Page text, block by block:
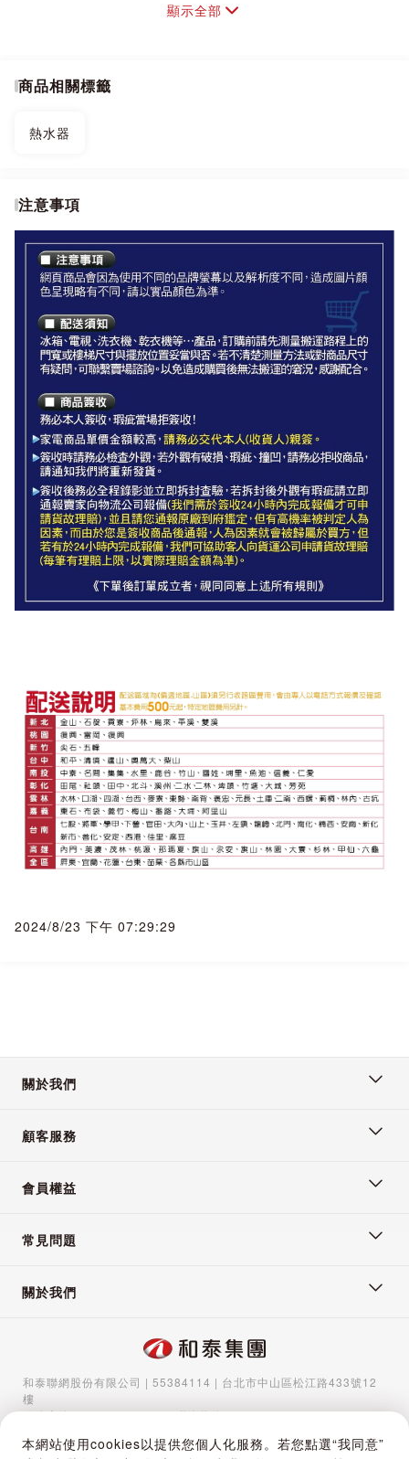
本網站使用cookies以提供您個人化服務。若您點選“我同意”
本店有7天猶豫期，7日過後商品若有問題即進入原廠保固狀
退換貨須知：
商品到貨隔日享7天鑑賞(猶豫)期之權益【鑑賞(猶豫)期非試用
權限。
●網頁商品會因為使用不同的品牌螢幕以及解析度不同，
造成圖片顏色呈現略有不同，請以實品顏色為準。
◆配送須知◆
冰箱、電視、洗衣機、乾衣機等…產品，訂購前請先測量搬運
路程上的門寬或樓梯尺寸與擺放位置妥當與否。
大型家電如無電梯，2樓(含)以上，現場或先匯款收取樓層搬運
費100~200元/樓。
如遇特殊安裝環境，如需抬高搬運、搬運距離過遠等等，都會
現場報價說明。
若不清楚測量方法或對商品尺寸有疑問，可聯繫賣場諮詢。
以免造成購買後無法搬運的窘況，若非商品本身瑕疵問題，因
客戶端拒收、無法正常安裝等因素造成退貨，將由廠商與您聯
繫收取空趟費500-1200元，感謝配合。
一、家電商品單價金額較高，請務必交代本人(收貨人)親簽。
二、簽收時請務必檢查外觀，若外觀有破損、瑕疵、撞凹，請
務必拒收商品，請通知我們將重新發貨。
三、簽收後務必全程錄影並立即拆封查驗，若拆封後外觀有瑕
疵，請立即通報賣家向物流公司報備(我們需於簽收24小時內完
成報備才可申請貨故理賠)，並且請您通報原廠到府鑑定，但有
高機率被判定
運公司申請貨故理賠((每筆有理賠上限， 以實際理賠金額為
準)。
2024/8/23 下午 07:29:29
顯示全部
商品相關標籤
熱水器
注意事項
2024/8/23 下午 07:29:29
關於我們
顧客服務
會員權益
常見問題
關於我們
和泰聯網股份有限公司 | 55384114 | 台北市中山區松江路433號12
樓
服務專線：02-5570-1788| 聯絡信箱：gocs@hotaigo.com.tw| 服
Copyright © 2024 Hotai Connected Co.,Ltd | Powered by Hotai